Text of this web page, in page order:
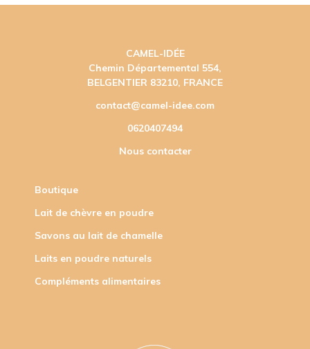
CAMEL-IDÉE
Chemin Départemental 554,
BELGENTIER 83210, FRANCE
contact@camel-idee.com
0620407494
Nous contacter
Boutique
Lait de chèvre en poudre
Savons au lait de chamelle
Laits en poudre naturels
Compléments alimentaires